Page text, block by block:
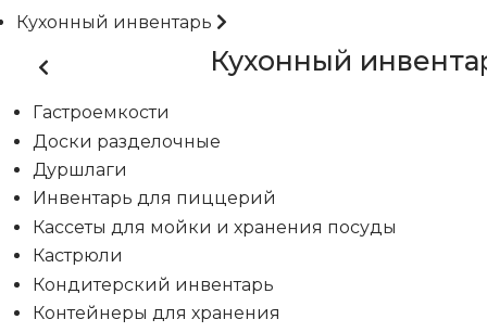
Кухонный инвентарь
Кухонный
Гастроемкости
Доски разделочные
Дуршлаги
Инвентарь для пиццерий
Кассеты для мойки и хранения посуды
Кастрюли
Кондитерский инвентарь
Контейнеры для хранения